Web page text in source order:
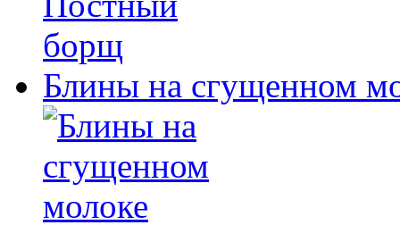
Блины на сгущенном